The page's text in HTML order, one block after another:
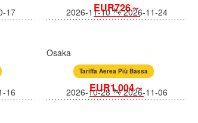
17 EUR726～
2026-11-10 2026-11-24
16
Osaka
Tariffa Aerea Più Bassa
EUR1,004～
2026-10-28 2026-11-06